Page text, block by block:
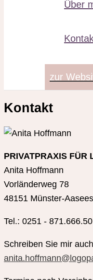
Über
zur
Kontakt
PRIVATPRAXIS FÜR
Anita Hoffmann
Vorländerweg 78
48151 Münster-
Tel.: 0251 - 871.666.50
Schreiben Sie mir